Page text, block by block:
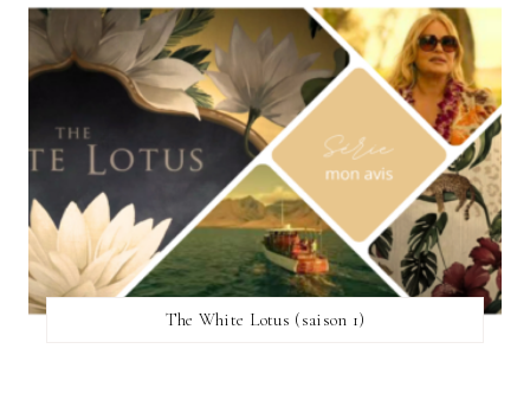
The White Lotus (saison 1)